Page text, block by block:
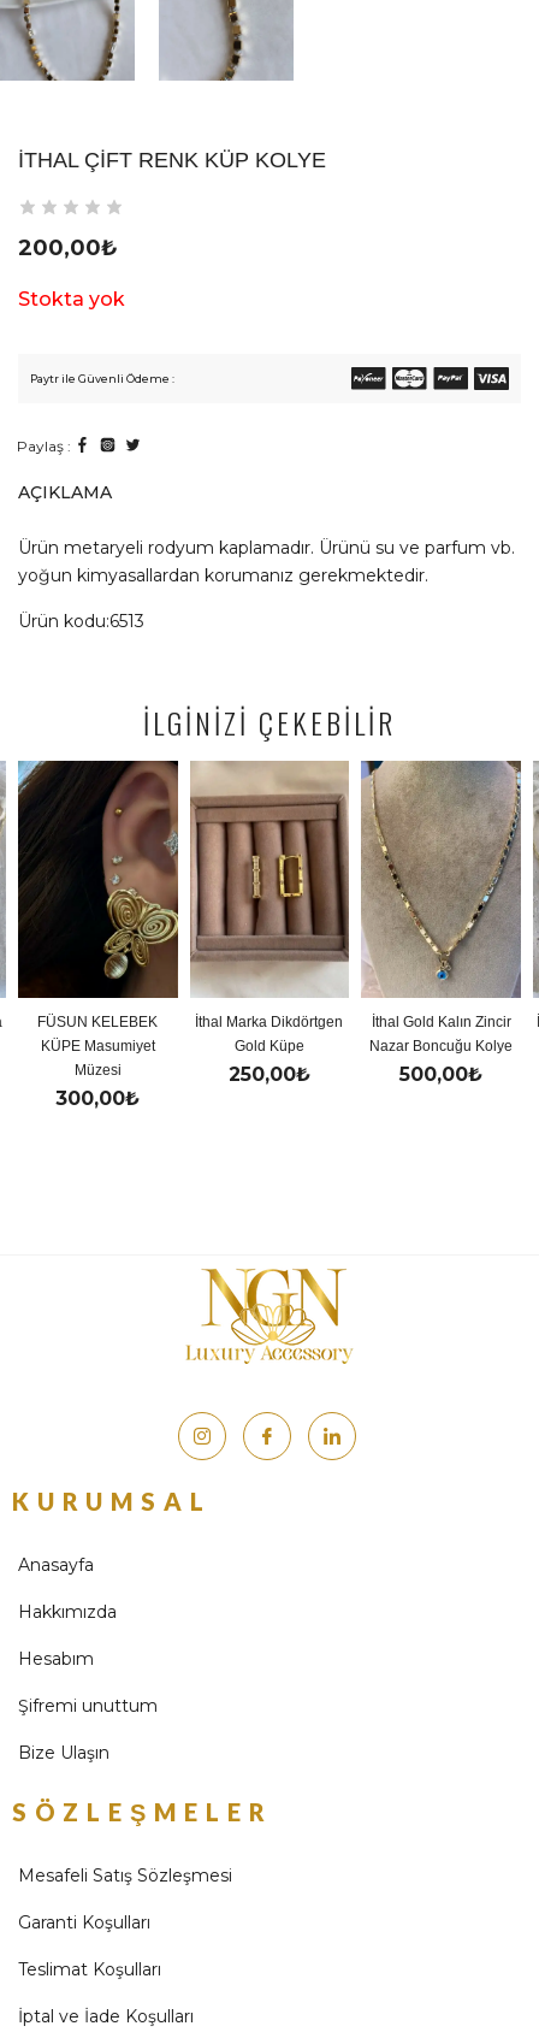
İTHAL ÇIFT RENK KÜP KOLYE
200,00₺
Stokta yok
Paytr ile Güvenli Ödeme :
Paylaş :
AÇIKLAMA
Ürün metaryeli rodyum kaplamadır. Ürünü su ve parfum vb.
yoğun kimyasallardan korumanız gerekmektedir.
Ürün kodu:6513
İLGİNİZİ ÇEKEBİLİR
FÜSUN KELEBEK
KÜPE Masumiyet
Müzesi
300,00₺
İthal Marka Dikdörtgen
Gold Küpe
250,00₺
İthal Gold Kalın Zincir
Nazar Boncuğu Kolye
500,00₺
KURUMSAL
Anasayfa
Hakkımızda
Hesabım
Şifremi unuttum
Bize Ulaşın
SÖZLEŞMELER
Mesafeli Satış Sözleşmesi
Garanti Koşulları
Teslimat Koşulları
İptal ve İade Koşulları